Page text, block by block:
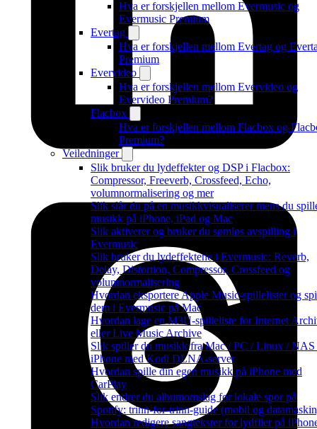
Hva er forskjellen mellom Evermusic og
Evermusic Premium
Evertag
Hva er forskjellen mellom Evertag og
Premium
Evervideo
Hva er forskjellen mellom Evervideo og
Evervideo Premium?
Flacbox
Hva er forskjellen mellom Flacbox og
Premium?
Veiledninger
Slik bruker du lydeffekter og DSP i Flacbox:
Compressor, Freeverb, Crossfeed, Echo,
volumnormalisering og mer
Slik slår du på en musikkvisualiserer mens du
musikk på iPhone, iPad og Mac
Slik aktiverer og bruker du sømløs avspilling i
Evermusic
Slik bruker du lydeffektene i Evermusic: Reverb,
Delay, Distortion, Compressor, Crossfeed og
volumnormalisering
Hvordan eksportere Apple Music-spillelister og
dem i Evermusic på Mac
Hvordan lage en M3U-spilleliste for Internet
eller Live Music Archive
Slik spiller du musikk fra Mac / PC / Linux / NAS
iPhone med Kodi DLNA-server
Hvordan spille din egen musikk på iPhone med
CarPlay
Slik endrer du albumomslag for lokale spor på
Spotify: trinn-for-trinn-guide (mobil og
Hvordan redigere sangtekster for lydfiler på